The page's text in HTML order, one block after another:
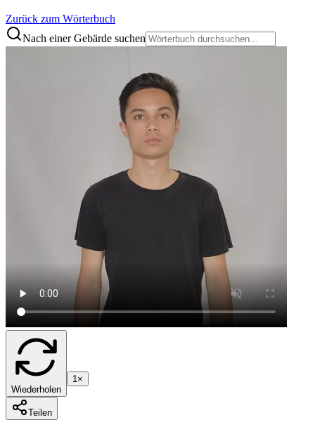
Zurück zum Wörterbuch
Nach einer Gebärde suchen
Wiederholen
1×
Teilen